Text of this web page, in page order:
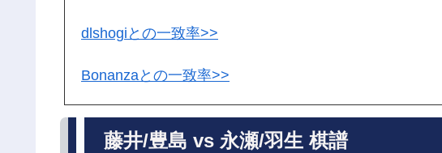
dlshogiとの一致率>>
Bonanzaとの一致率>>
藤井/豊島 vs 永瀬/羽生 棋譜